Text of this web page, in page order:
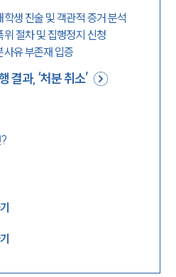
생 진술 및 객관적 증거 분석
절차 및 집행정지 신청
유 부존재 입증
결과, ‘처분 취소’